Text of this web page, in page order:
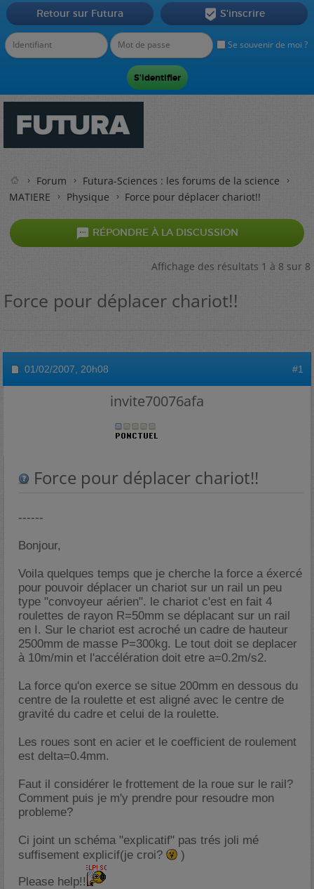
Se souvenir de moi ?
Retour sur Futura  S'inscrire
Forum
Futura-Sciences : les forums de la science
MATIERE
Physique Force pour déplacer chariot!!
 RÉPONDRE À LA DISCUSSION
Affichage des résultats 1 à 8 sur 8
Force pour déplacer chariot!!
01/02/2007, 20h08 #1
invite70076afa
Force pour déplacer chariot!!
------
Bonjour,
Voila quelques temps que je cherche la force a éxercé
pour pouvoir déplacer un chariot sur un rail un peu
type "convoyeur aérien". le chariot c'est en fait 4
roulettes de rayon R=50mm se déplacant sur un rail
en I. Sur le chariot est acroché un cadre de hauteur
2500mm de masse P=300kg. Le tout doit se deplacer
à 10m/min et l'accélération doit etre a=0.2m/s2.
La force qu'on exerce se situe 200mm en dessous du
centre de la roulette et est aligné avec le centre de
gravité du cadre et celui de la roulette.
Les roues sont en acier et le coefficient de roulement
est delta=0.4mm.
Faut il considérer le frottement de la roue sur le rail?
Comment puis je m'y prendre pour resoudre mon
probleme?
Ci joint un schéma "explicatif" pas trés joli mé
suffisement explicif(je croi?
)
Please help!!